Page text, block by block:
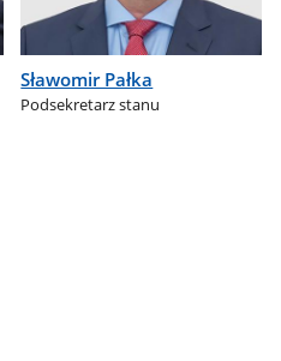
Sławomir Pałka
Podsekretarz stanu